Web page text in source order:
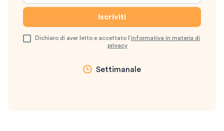
Dichiaro di aver letto e accettato l’informativa in materia di
privacy
Settimanale